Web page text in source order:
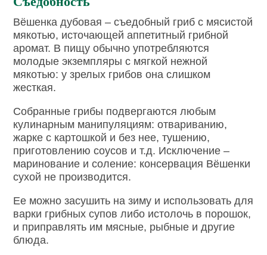
Вёшенка дубовая – съедобный гриб с мясистой
мякотью, источающей аппетитный грибной
аромат. В пищу обычно употребляются
молодые экземпляры с мягкой нежной
мякотью: у зрелых грибов она слишком
жесткая.
Собранные грибы подвергаются любым
кулинарным манипуляциям: отвариванию,
жарке с картошкой и без нее, тушению,
приготовлению соусов и т.д. Исключение –
маринование и соление: консервация Вёшенки
сухой не производится.
Ее можно засушить на зиму и использовать для
варки грибных супов либо истолочь в порошок,
и приправлять им мясные, рыбные и другие
блюда.